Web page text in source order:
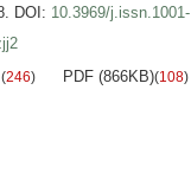
DOI: 10.3969/j.issn.1001-
(246) PDF (866KB)(108)